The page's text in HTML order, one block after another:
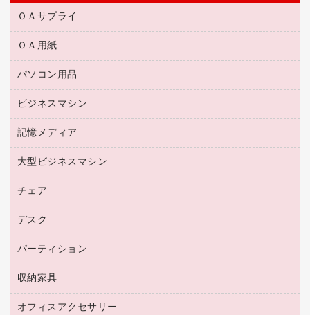
ＯＡサプライ
互換インクカートリッジ
リサイクルトナー（プール方式）
リサイクルインクカートリッジ
プリンタ用リボン
トナーカートリッジ
コピートナー
インクカートリッジ
ＯＡ用紙
名刺用紙
ワープロ用紙
ラベル用紙
プロッター用紙
ハガキ用紙
その他コピー用紙・プリンタ用紙
コピー用紙
パソコン用品
パソコン周辺機器
マウスパッド
マウス
パソコンバッグ／収納用品
ネットワーク／ＬＡＮ機器
ネットワーク／ＬＡＮアクセサリー
セキュリティ用品
ビジネスマシン
電話機
レーザープリンタ／複合機
メモリーカード
プロジェクタ
ファクシミリ
デジタルカメラ
スキャナー
コピー機
記憶メディア
ブルーレイディスク
ＣＤ－ＲＷ
ＣＤ－Ｒ
メディア収納用品
大型ビジネスマシン
プリンタ
チェア
応接イス・ベンチ
オフィスチェア
デスク
ミーティングテーブル
デスク
カウンター
パーティション
ホワイトボード・黒板
収納家具
保管庫・書庫
オフィスアクセサリー